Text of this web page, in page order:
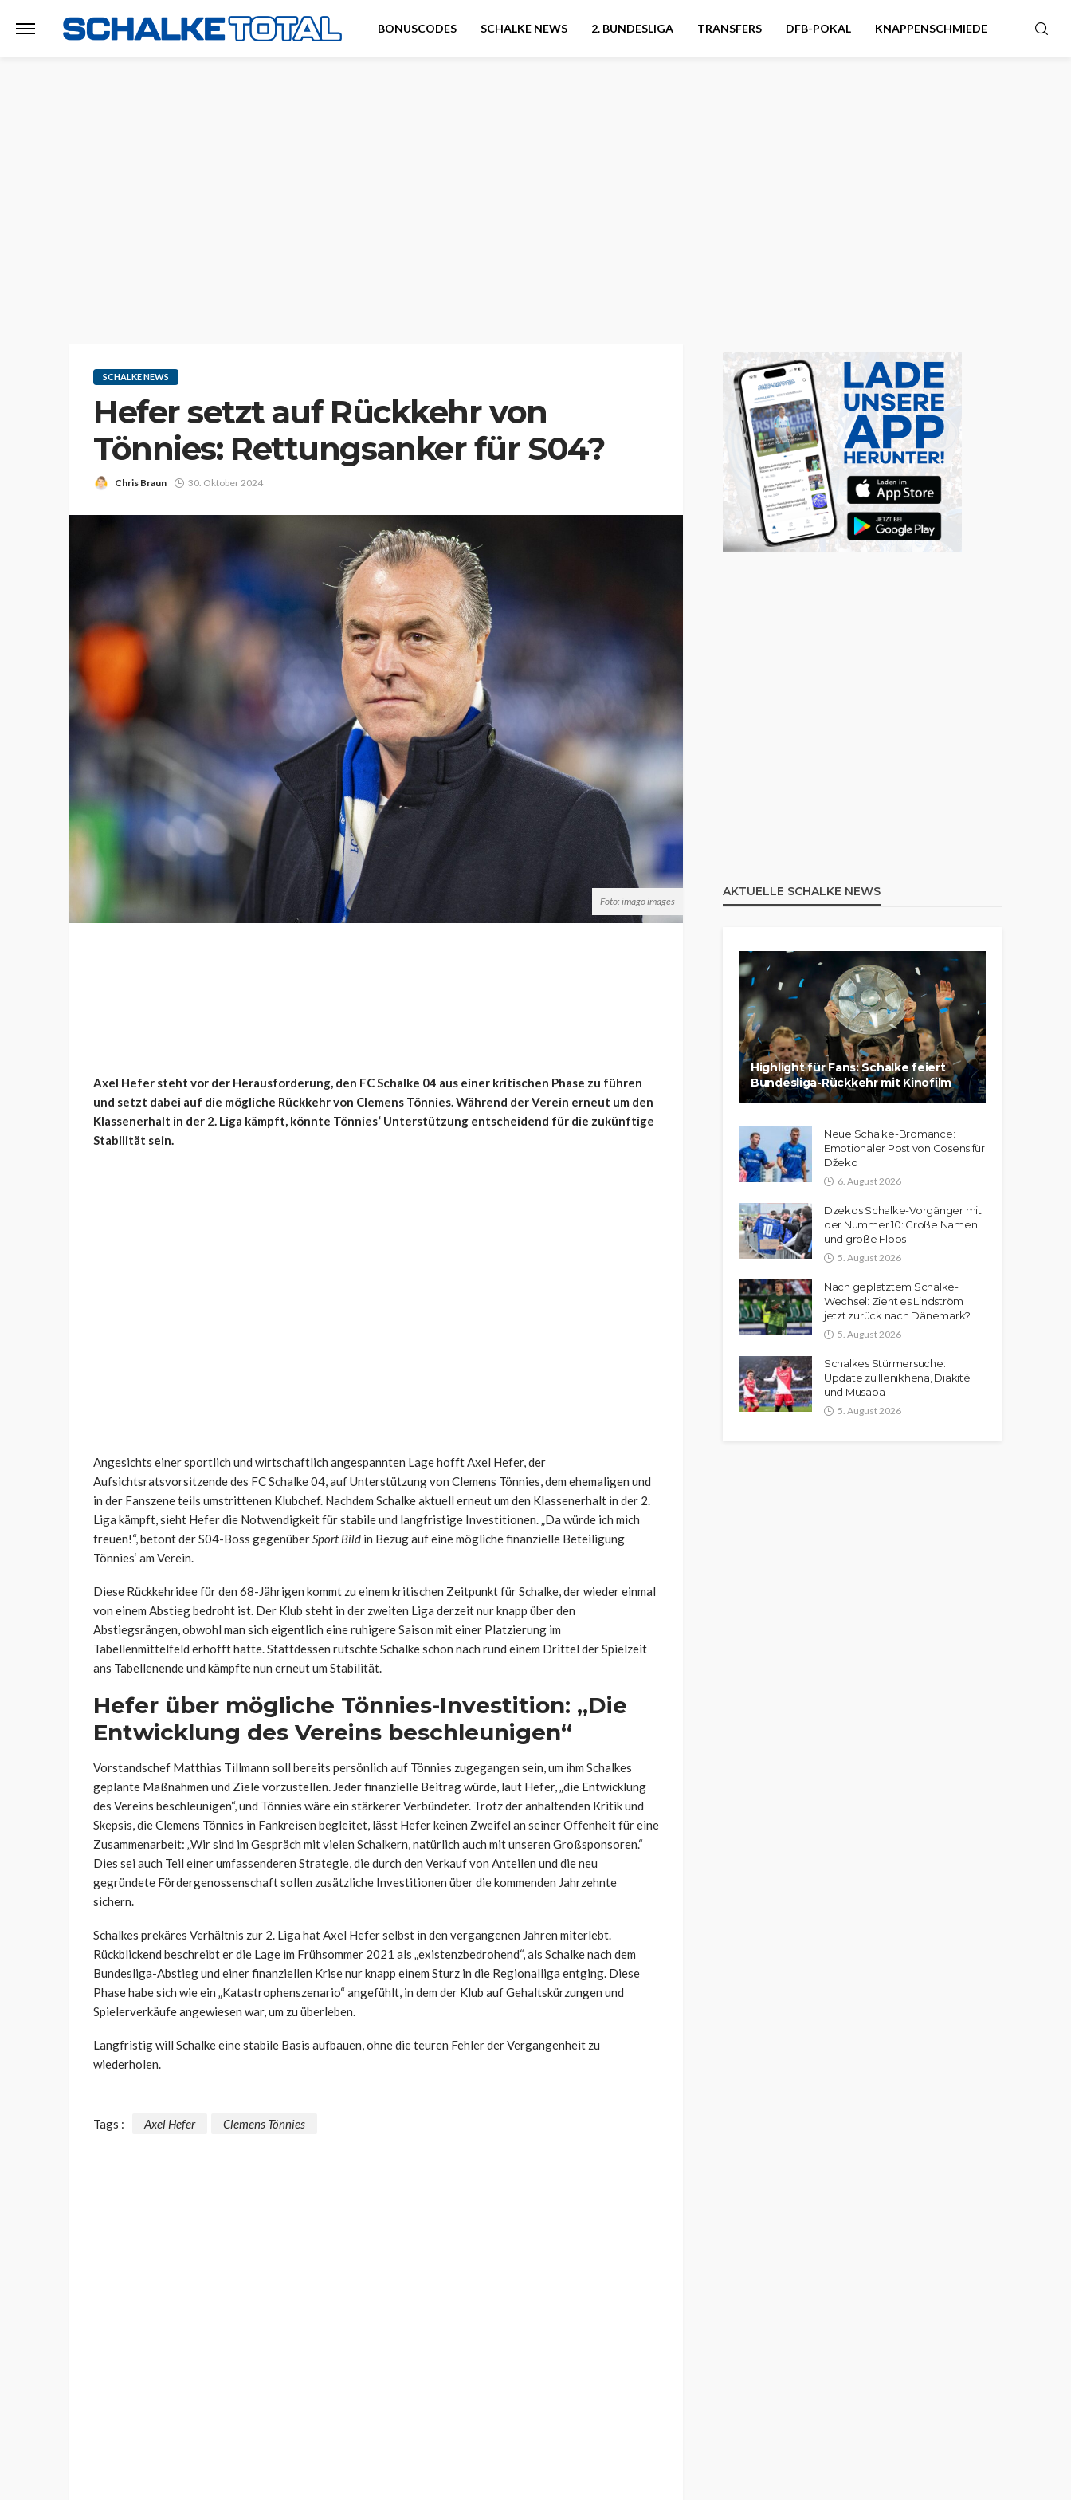
BONUSCODES SCHALKE NEWS 2. BUNDESLIGA TRANSFERS DFB-POKAL KNAPPENSCHMIEDE
SCHALKE NEWS
Hefer setzt auf Rückkehr von
Tönnies: Rettungsanker für S04?
Chris Braun 30. Oktober 2024
Foto: imago images
Axel Hefer steht vor der Herausforderung, den FC Schalke 04 aus einer kritischen Phase zu führen
und setzt dabei auf die mögliche Rückkehr von Clemens Tönnies. Während der Verein erneut um den
Klassenerhalt in der 2. Liga kämpft, könnte Tönnies‘ Unterstützung entscheidend für die zukünftige
Stabilität sein.
Angesichts einer sportlich und wirtschaftlich angespannten Lage hofft Axel Hefer, der
Aufsichtsratsvorsitzende des FC Schalke 04, auf Unterstützung von Clemens Tönnies, dem ehemaligen und
in der Fanszene teils umstrittenen Klubchef. Nachdem Schalke aktuell erneut um den Klassenerhalt in der 2.
Liga kämpft, sieht Hefer die Notwendigkeit für stabile und langfristige Investitionen. „Da würde ich mich
freuen!“, betont der S04-Boss gegenüberSport Bild in Bezug auf eine mögliche finanzielle Beteiligung
Tönnies‘ am Verein.
Diese Rückkehridee für den 68-Jährigen kommt zu einem kritischen Zeitpunkt für Schalke, der wieder einmal
von einem Abstieg bedroht ist. Der Klub steht in der zweiten Liga derzeit nur knapp über den
Abstiegsrängen, obwohl man sich eigentlich eine ruhigere Saison mit einer Platzierung im
Tabellenmittelfeld erhofft hatte. Stattdessen rutschte Schalke schon nach rund einem Drittel der Spielzeit
ans Tabellenende und kämpfte nun erneut um Stabilität.
Hefer über mögliche Tönnies-Investition: „Die
Entwicklung des Vereins beschleunigen“
Vorstandschef Matthias Tillmann soll bereits persönlich auf Tönnies zugegangen sein, um ihm Schalkes
geplante Maßnahmen und Ziele vorzustellen. Jeder finanzielle Beitrag würde, laut Hefer, „die Entwicklung
des Vereins beschleunigen“, und Tönnies wäre ein stärkerer Verbündeter. Trotz der anhaltenden Kritik und
Skepsis, die Clemens Tönnies in Fankreisen begleitet, lässt Hefer keinen Zweifel an seiner Offenheit für eine
Zusammenarbeit: „Wir sind im Gespräch mit vielen Schalkern, natürlich auch mit unseren Großsponsoren.“
Dies sei auch Teil einer umfassenderen Strategie, die durch den Verkauf von Anteilen und die neu
gegründete Fördergenossenschaft sollen zusätzliche Investitionen über die kommenden Jahrzehnte
sichern.
Schalkes prekäres Verhältnis zur 2. Liga hat Axel Hefer selbst in den vergangenen Jahren miterlebt.
Rückblickend beschreibt er die Lage im Frühsommer 2021 als „existenzbedrohend“, als Schalke nach dem
Bundesliga-Abstieg und einer finanziellen Krise nur knapp einem Sturz in die Regionalliga entging. Diese
Phase habe sich wie ein „Katastrophenszenario“ angefühlt, in dem der Klub auf Gehaltskürzungen und
Spielerverkäufe angewiesen war, um zu überleben.
Langfristig will Schalke eine stabile Basis aufbauen, ohne die teuren Fehler der Vergangenheit zu
wiederholen.
Tags : Axel Hefer Clemens Tönnies
AKTUELLE SCHALKE NEWS
Highlight für Fans: Schalke feiert
Bundesliga-Rückkehr mit Kinofilm
Neue Schalke-Bromance:
Emotionaler Post von Gosens für
Džeko
6. August 2026
Dzekos Schalke-Vorgänger mit
der Nummer 10: Große Namen
und große Flops
5. August 2026
Nach geplatztem Schalke-
Wechsel: Zieht es Lindström
jetzt zurück nach Dänemark?
5. August 2026
Schalkes Stürmersuche:
Update zu Ilenikhena, Diakité
und Musaba
5. August 2026